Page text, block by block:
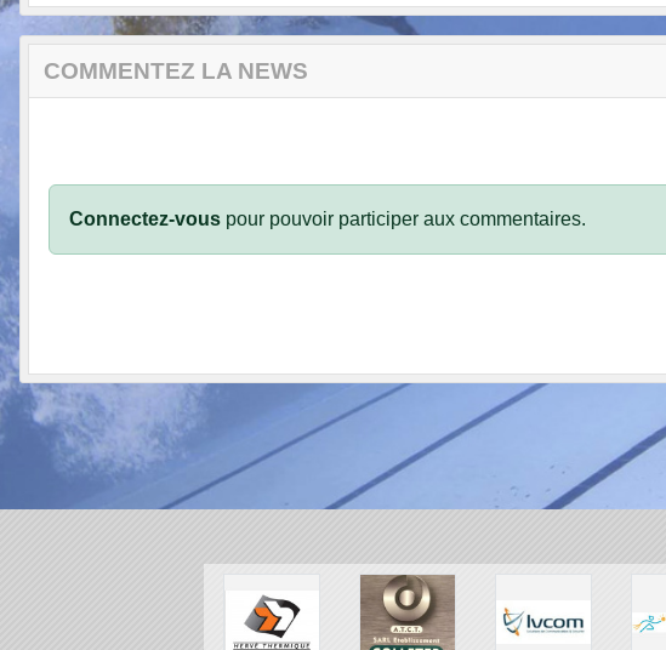
COMMENTEZ LA NEWS
Connectez-vous pour pouvoir participer aux commentaires.